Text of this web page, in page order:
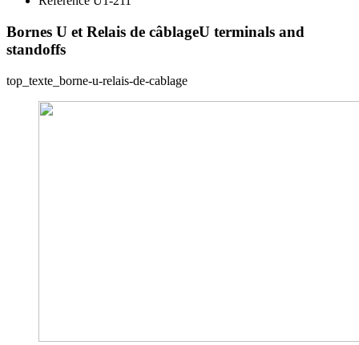
Bornes U et Relais de câblageU terminals and
standoffs
top_texte_borne-u-relais-de-cablage